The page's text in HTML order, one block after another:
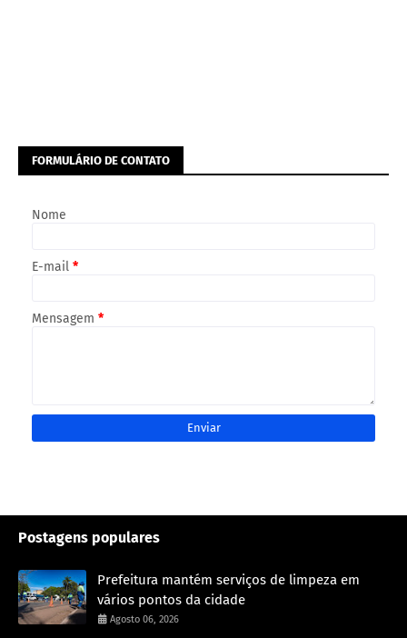
FORMULÁRIO DE CONTATO
Nome
E-mail *
Mensagem *
Postagens populares
Prefeitura mantém serviços de limpeza em
vários pontos da cidade
Agosto 06, 2026